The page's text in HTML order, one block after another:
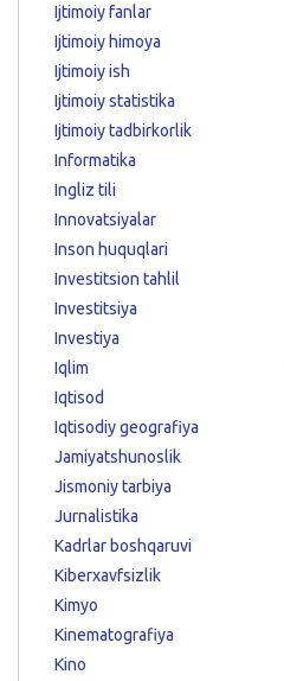
Ijtimoiy fanlar
Ijtimoiy himoya
Ijtimoiy ish
Ijtimoiy statistika
Ijtimoiy tadbirkorlik
Informatika
Ingliz tili
Innovatsiyalar
Inson huquqlari
Investitsion tahlil
Investitsiya
Investiya
Iqlim
Iqtisod
Iqtisodiy geografiya
Jamiyatshunoslik
Jismoniy tarbiya
Jurnalistika
Kadrlar boshqaruvi
Kiberxavfsizlik
Kimyo
Kinematografiya
Kino